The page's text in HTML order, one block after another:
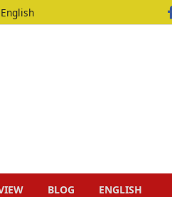
English
BLOG ENGLISH